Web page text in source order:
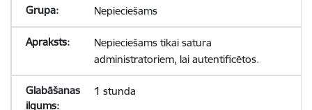
Nepieciešams
Nepieciešams tikai satura
administratoriem, lai autentificētos.
1 stunda